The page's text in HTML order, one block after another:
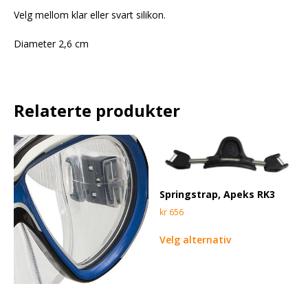
Velg mellom klar eller svart silikon.
Diameter 2,6 cm
Relaterte produkter
Springstrap, Apeks RK3
kr 656
Velg alternativ